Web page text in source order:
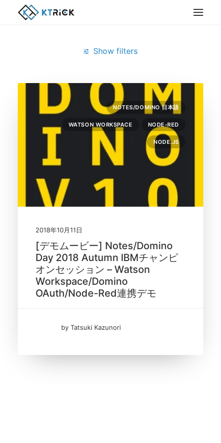
Show filters
NOTES/DOMINO 日本語
WATSON WORKSPACE NODE-RED
NODE.JS
2018年10月11日
[デモムービー] Notes/Domino
Day 2018 Autumn IBMチャンピ
オンセッション – Watson
Workspace/Domino
OAuth/Node-Red連携デモ
by Tatsuki Kazunori